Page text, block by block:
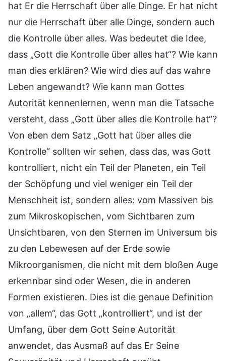
hat Er die Herrschaft über alle Dinge. Er hat nicht
nur die Herrschaft über alle Dinge, sondern auch
die Kontrolle über alles. Was bedeutet die Idee,
dass „Gott die Kontrolle über alles hat“? Wie kann
man dies erklären? Wie wird dies auf das wahre
Leben angewandt? Wie kann man Gottes
Autorität kennenlernen, wenn man die Tatsache
versteht, dass „Gott über alles die Kontrolle hat“?
Von eben dem Satz „Gott hat über alles die
Kontrolle“ sollten wir sehen, dass das, was Gott
kontrolliert, nicht ein Teil der Planeten, ein Teil
der Schöpfung und viel weniger ein Teil der
Menschheit ist, sondern alles: vom Massiven bis
zum Mikroskopischen, vom Sichtbaren zum
Unsichtbaren, von den Sternen im Universum bis
zu den Lebewesen auf der Erde sowie
Mikroorganismen, die nicht mit dem bloßen Auge
erkennbar sind oder Wesen, die in anderen
Formen existieren. Dies ist die genaue Definition
von „allem“, das Gott „kontrolliert“, und ist der
Umfang, über dem Gott Seine Autorität
anwendet, das Ausmaß auf das Er Seine